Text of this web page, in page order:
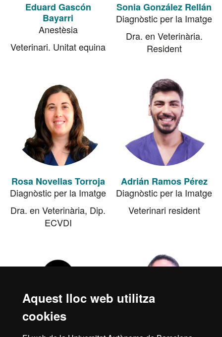
Aquest lloc web utilitza
cookies
Eduard Gascón
Bayarri
Anestèsia
Veterinari. Unitat equina
Sonia González Rellán
Diagnòstic per la Imatge
Dra. en Veterinària.
Resident
Rosa Novellas Torroja
Diagnòstic per la Imatge
Dra. en Veterinària, Dip.
ECVDI
Adrián Ramos Pérez
Diagnòstic per la Imatge
Veterinari resident